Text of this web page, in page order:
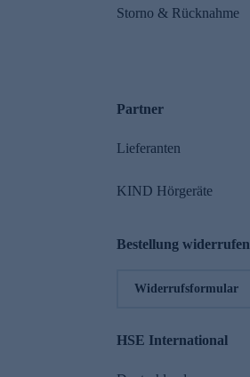
Storno & Rücknahme
Partner
Lieferanten
KIND Hörgeräte
Bestellung widerrufen
Widerrufsformular
HSE International